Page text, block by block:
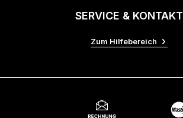
SERVICE & KONTAKT
Zum Hilfebereich